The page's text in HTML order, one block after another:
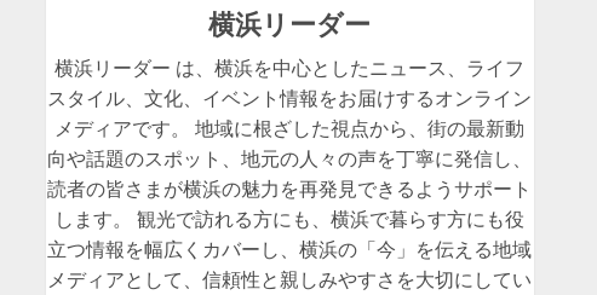
横浜リーダー
横浜リーダー は、横浜を中心としたニュース、ライフ
スタイル、文化、イベント情報をお届けするオンライン
メディアです。 地域に根ざした視点から、街の最新動
向や話題のスポット、地元の人々の声を丁寧に発信し、
読者の皆さまが横浜の魅力を再発見できるようサポート
します。 観光で訪れる方にも、横浜で暮らす方にも役
立つ情報を幅広くカバーし、横浜の「今」を伝える地域
メディアとして、信頼性と親しみやすさを大切にしてい